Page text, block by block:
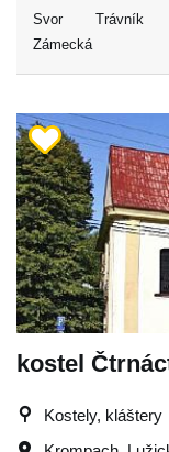
Svor
Trávník
Zámecká
kostel
Kostely, kláštery